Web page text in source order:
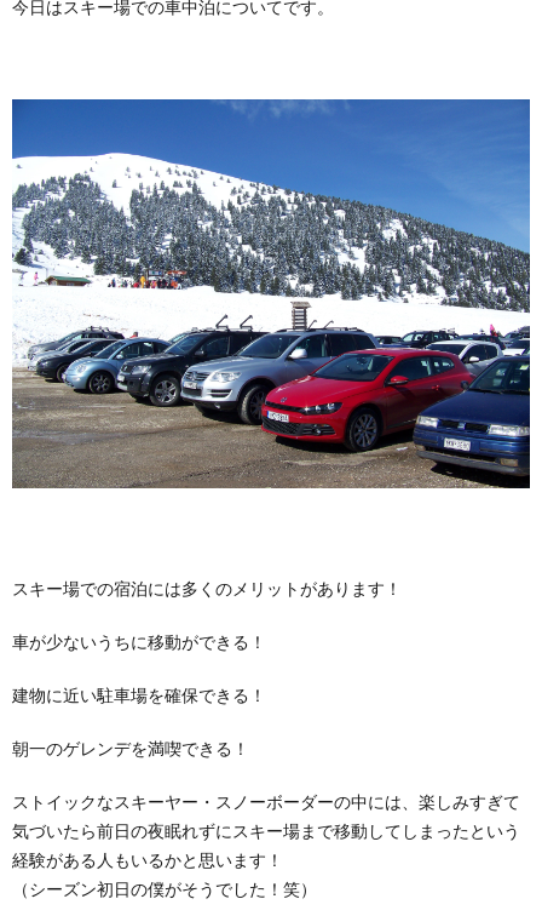
今日はスキー場での車中泊についてです。
スキー場での宿泊には多くのメリットがあります！
車が少ないうちに移動ができる！
建物に近い駐車場を確保できる！
朝一のゲレンデを満喫できる！
ストイックなスキーヤー・スノーボーダーの中には、楽しみすぎて
気づいたら前日の夜眠れずにスキー場まで移動してしまったという
経験がある人もいるかと思います！
（シーズン初日の僕がそうでした！笑）